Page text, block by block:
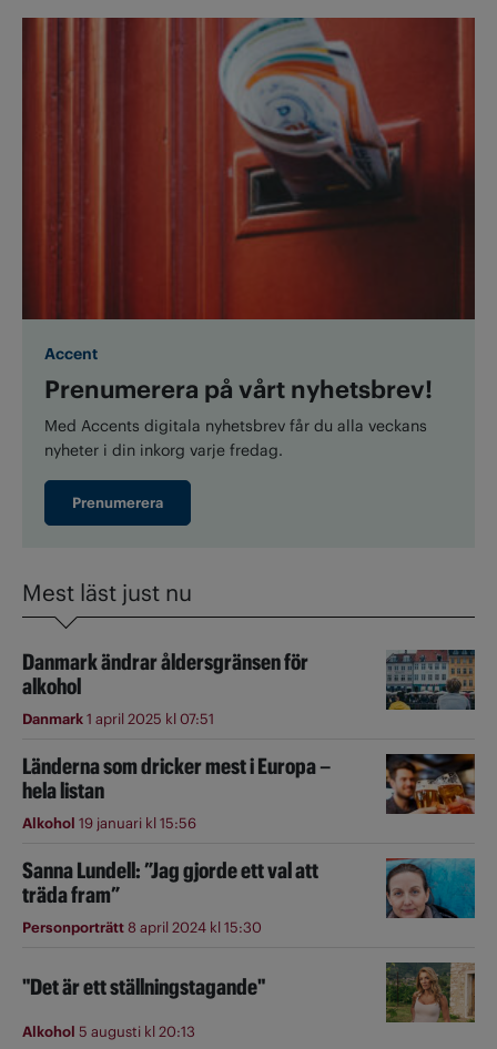
Accent
Prenumerera på vårt nyhetsbrev!
Med Accents digitala nyhetsbrev får du alla veckans
nyheter i din inkorg varje fredag.
Prenumerera
Mest läst just nu
Danmark ändrar åldersgränsen för
alkohol
Danmark1 april 2025 kl 07:51
Länderna som dricker mest i Europa –
hela listan
Alkohol 19 januari kl 15:56
Sanna Lundell: ”Jag gjorde ett val att
träda fram”
Personporträtt8 april 2024 kl 15:30
"Det är ett ställningstagande"
Alkohol 5 augusti kl 20:13